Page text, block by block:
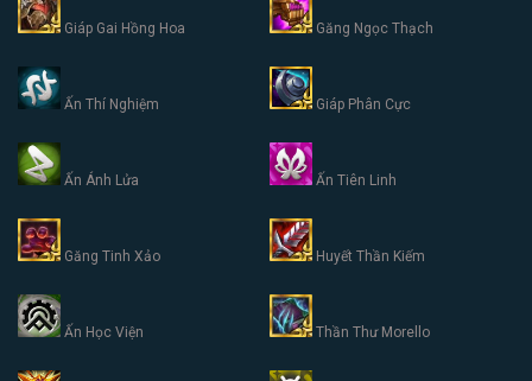
Giáp Gai Hồng Hoa Găng Ngọc Thạch
Ấn Thí Nghiệm Giáp Phân Cực
Ấn Ánh Lửa Ấn Tiên Linh
Găng Tinh Xảo Huyết Thần Kiếm
Ấn Học Viện Thần Thư Morello